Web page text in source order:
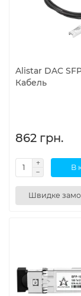
Alistar DAC
Кабель
862 грн.
В
Швидке